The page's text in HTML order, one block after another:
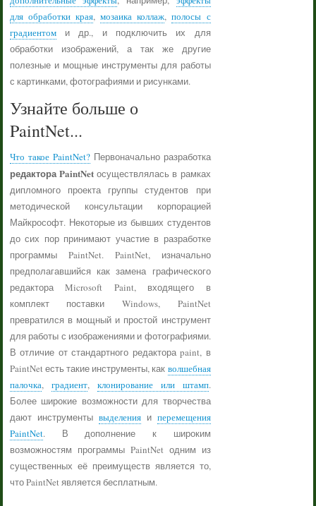
для обработки края,мозаика коллаж,полосы с
градиентоми др., и подключить их для
обработки изображений, а так же другие
полезные и мощные инструменты для работы
с картинками, фотографиями и рисунками.
Узнайте больше о
PaintNet...
Что такое PaintNet?Первоначально разработка
редактора PaintNet осуществлялась в рамках
дипломного проекта группы студентов при
методической консультации корпорацией
Майкрософт. Некоторые из бывших студентов
до сих пор принимают участие в разработке
программы PaintNet. PaintNet, изначально
предполагавшийся как замена графического
редактора Microsoft Paint, входящего в
комплект поставки Windows, PaintNet
превратился в мощный и простой инструмент
для работы с изображениями и фотографиями.
В отличие от стандартного редактора paint, в
PaintNet есть такие инструменты, как волшебная
палочка, градиент, клонирование или штамп.
Более широкие возможности для творчества
дают инструменты выделенияи перемещения
PaintNet. В дополнение к широким
возможностям программы PaintNet одним из
существенных её преимуществ является то,
что PaintNet является бесплатным.